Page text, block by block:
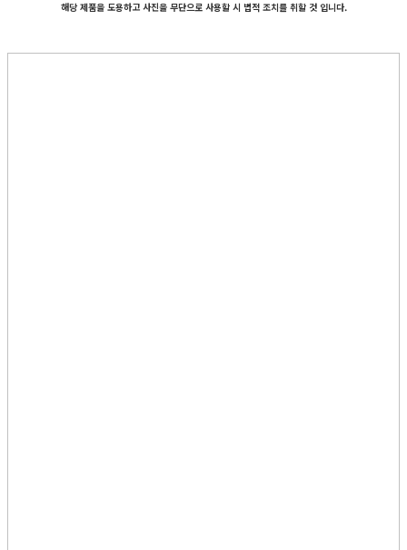
해당 제품을 도용하고 사진을 무단으로 사용할 시 법적 조치를 취할 것 입니다.